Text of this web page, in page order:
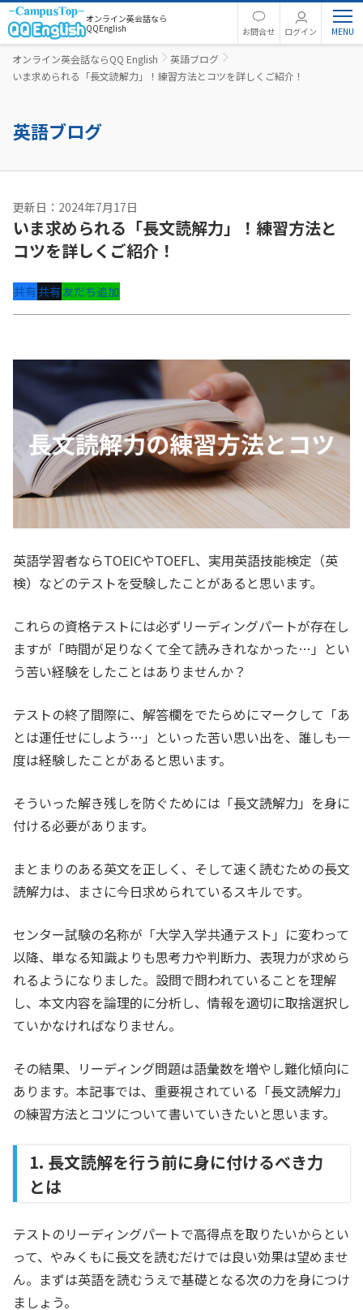
オンライン英会話なら
QQEnglish
お問合せ ログイン
オンライン英会話ならQQ English
英語ブログ
いま求められる「長文読解力」！練習方法とコツを詳しくご紹介！
英語ブログ
更新日：2024年7月17日
いま求められる「長文読解力」！練習方法と
コツを詳しくご紹介！
共有共有友だち追加
英語学習者ならTOEICやTOEFL、実用英語技能検定（英
検）などのテストを受験したことがあると思います。
これらの資格テストには必ずリーディングパートが存在し
ますが「時間が足りなくて全て読みきれなかった…」とい
う苦い経験をしたことはありませんか？
テストの終了間際に、解答欄をでたらめにマークして「あ
とは運任せにしよう…」といった苦い思い出を、誰しも一
度は経験したことがあると思います。
そういった解き残しを防ぐためには「長文読解力」を身に
付ける必要があります。
まとまりのある英文を正しく、そして速く読むための長文
読解力は、まさに今日求められているスキルです。
センター試験の名称が「大学入学共通テスト」に変わって
以降、単なる知識よりも思考力や判断力、表現力が求めら
れるようになりました。設問で問われていることを理解
し、本文内容を論理的に分析し、情報を適切に取捨選択し
ていかなければなりません。
その結果、リーディング問題は語彙数を増やし難化傾向に
あります。本記事では、重要視されている「長文読解力」
の練習方法とコツについて書いていきたいと思います。
1. 長文読解を行う前に身に付けるべき力
とは
テストのリーディングパートで高得点を取りたいからとい
って、やみくもに長文を読むだけでは良い効果は望めませ
ん。まずは英語を読むうえで基礎となる次の力を身につけ
ましょう。